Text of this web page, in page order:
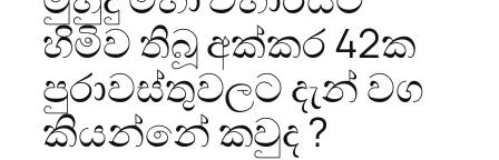
හිමිව තිබූ අක්කර 42ක
පුරාවස්තුවලට දැන් වග
කියන්නේ කවුද ?